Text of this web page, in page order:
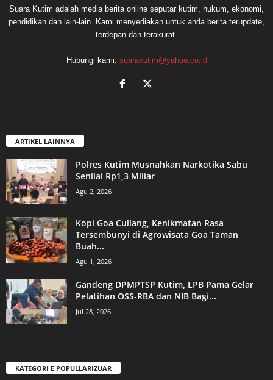
Suara Kutim adalah media berita online seputar kutim, hukum, ekonomi,
pendidikan dan lain-lain. Kami menyediakan untuk anda berita terupdate,
terdepan dan terakurat.
Hubungi kami: suarakutim@yahoo.co.id
ARTIKEL LAINNYA
Polres Kutim Musnahkan Narkotika Sabu
Senilai Rp1,3 Miliar
Agu 2, 2026
Kopi Goa Cullang, Kenikmatan Rasa
Tersembunyi di Agrowisata Goa Taman
Buah...
Agu 1, 2026
Gandeng DPMPTSP Kutim, LPB Pama Gelar
Pelatihan OSS-RBA dan NIB Bagi...
Jul 28, 2026
KATEGORI E POPULLARIZUAR